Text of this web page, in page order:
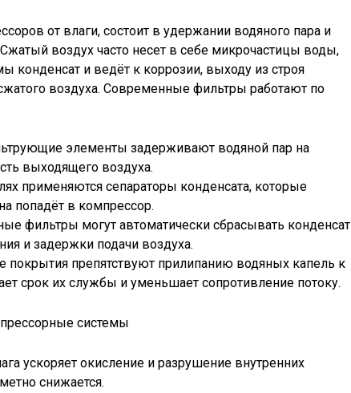
от влаги, состоит в удержании водяного пара и
воздух часто несет в себе микрочастицы воды,
конденсат и ведёт к коррозии, выходу из строя
воздуха. Современные фильтры работают по
элементы задерживают водяной пар на
выходящего воздуха.
применяются сепараторы конденсата, которые
попадёт в компрессор.
фильтры могут автоматически сбрасывать конденсат
и задержки подачи воздуха.
препятствуют прилипанию водяных капель к
срок их службы и уменьшает сопротивление потоку.
системы
ускоряет окисление и разрушение внутренних
снижается.